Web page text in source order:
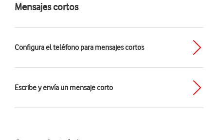
Mensajes cortos
Configura el teléfono para mensajes cortos
Escribe y envía un mensaje corto